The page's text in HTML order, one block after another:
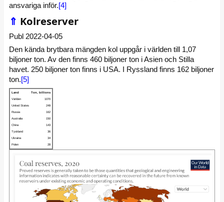
ansvariga inför.[4]
⇑ Kolreserver
Publ 2022-04-05
Den kända brytbara mängden kol uppgår i världen till 1,07
biljoner ton. Av den finns 460 biljoner ton i Asien och Stilla
havet. 250 biljoner ton finns i USA. I Ryssland finns 162 biljoner
ton.[5]
Land Ton, billions
Världen 1070
United States 249
Russia 162
Australia 150
China 143
Tyskland 36
Ukraina 34
Polen 28